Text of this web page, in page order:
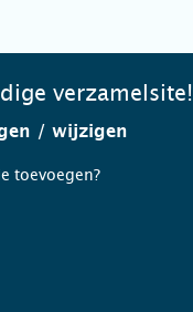
verzamelsite!
/ wijzigen
toevoegen?